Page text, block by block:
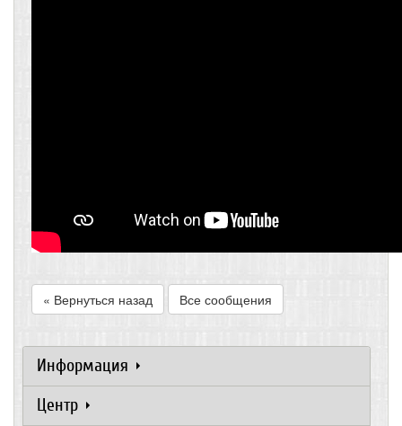
« Вернуться назад Все сообщения
Информация
Центр